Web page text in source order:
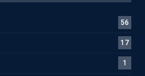
56
17
1